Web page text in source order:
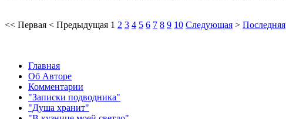
<< Первая < Предыдущая 1 2 3 4 5 6 7 8 9 10 Следующая > Последняя
Главная
Об Авторе
Комментарии
"Записки подводника"
"Душа хранит"